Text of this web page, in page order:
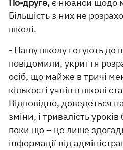
Більшість з них не
школі.
- Нашу школу готують до
повідомили, укриття
осіб, що майже в тричі
кількості учнів в школі
Відповідно, доведеться
зміни, і тривалість
поки що – це лише
інформації від